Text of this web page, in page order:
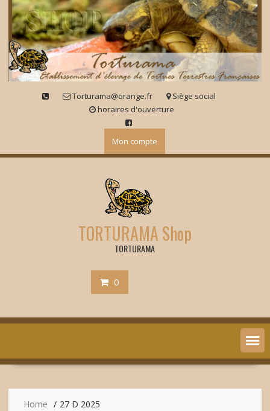
Skip
content
Torturama@orange.fr
Siège social
horaires d'ouverture
Mon compte
TORTURAMA Shop
TORTURAMA
0
Home 27 D 2025